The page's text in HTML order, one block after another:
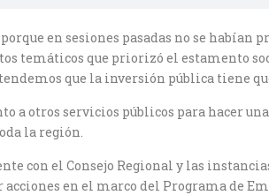
en sesiones pasadas no se habían
temáticos que priorizó el estamento
que la inversión pública tiene
a otros servicios públicos para hacer
la región.
con el Consejo Regional y las
acciones en el marco del Programa de